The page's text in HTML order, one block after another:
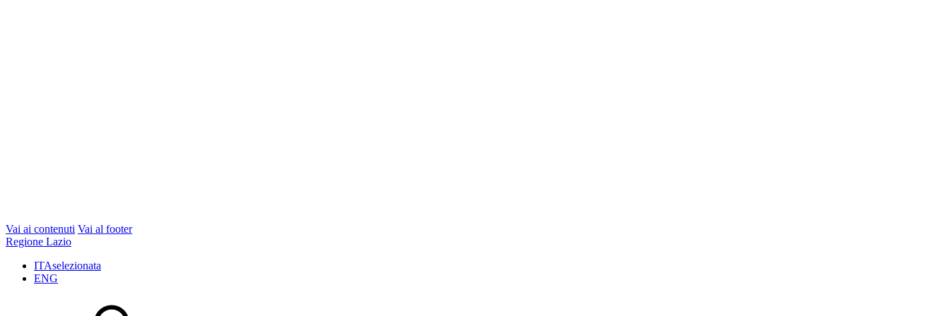
Vai ai contenuti Vai al footer
Regione Lazio
ITAselezionata
ENG